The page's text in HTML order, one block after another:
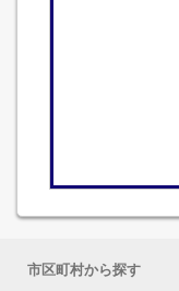
市区町村から探す